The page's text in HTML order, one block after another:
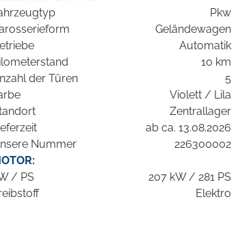
Pkw
Geländewagen
Automatik
10 km
der Türen
5
Violett / Lila
Zentrallager
ab ca. 13.08.2026
Nummer
226300002
/ PS
207 kW / 281 PS
Elektro